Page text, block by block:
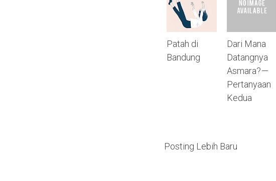
Patah di
Bandung
Dari Mana
Datangnya
Asmara? —
Pertanyaan
Kedua
Posting Lebih Baru